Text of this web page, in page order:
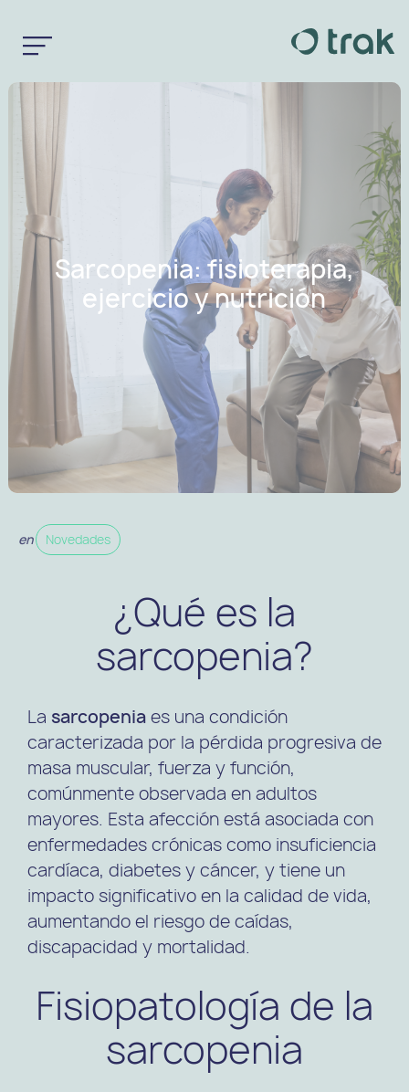
Sarcopenia: fisioterapia,
ejercicio y nutrición
en Novedades
¿Qué es la
sarcopenia?
La sarcopeniaes una condición
caracterizada por la pérdida progresiva de
masa muscular, fuerza y función,
comúnmente observada en adultos
mayores. Esta afección está asociada con
enfermedades crónicas como insuficiencia
cardíaca, diabetes y cáncer, y tiene un
impacto significativo en la calidad de vida,
aumentando el riesgo de caídas,
discapacidad y mortalidad.
Fisiopatología de la
sarcopenia